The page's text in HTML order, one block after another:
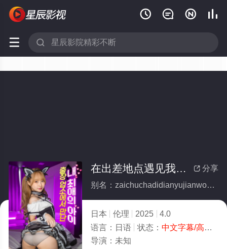
   
 
 分享
在出差地点遇见我最喜欢的女孩
别名：zaichuchadidianyujianwozuixihuandenvhai
日本 伦理 2025
4.0
语言： 日语 状态： 中文字幕/高清
导演： 未知